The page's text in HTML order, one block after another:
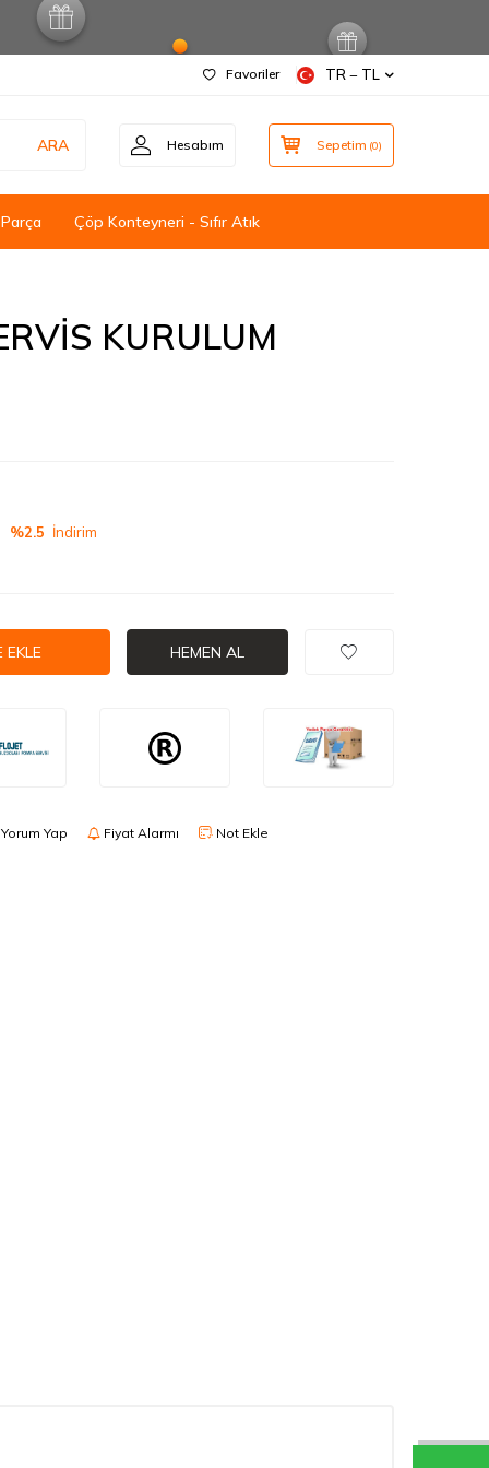
Favoriler TR − TL
ARA Hesabım Sepetim (0)
Çöp Konteyneri - Sıfır Atık
KURULUM
%2.5 İndirim
EKLE HEMEN AL
Yorum Yap Fiyat Alarmı Not Ekle